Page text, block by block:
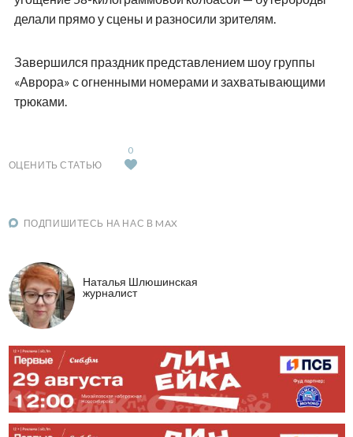
делали прямо у сцены и разносили зрителям.
Завершился праздник представлением шоу группы
«Аврора» с огненными номерами и захватывающими
трюками.
ОЦЕНИТЬ СТАТЬЮ
0
ПОДПИШИТЕСЬ НА НАС В MAX
Наталья Шлюшинская
журналист